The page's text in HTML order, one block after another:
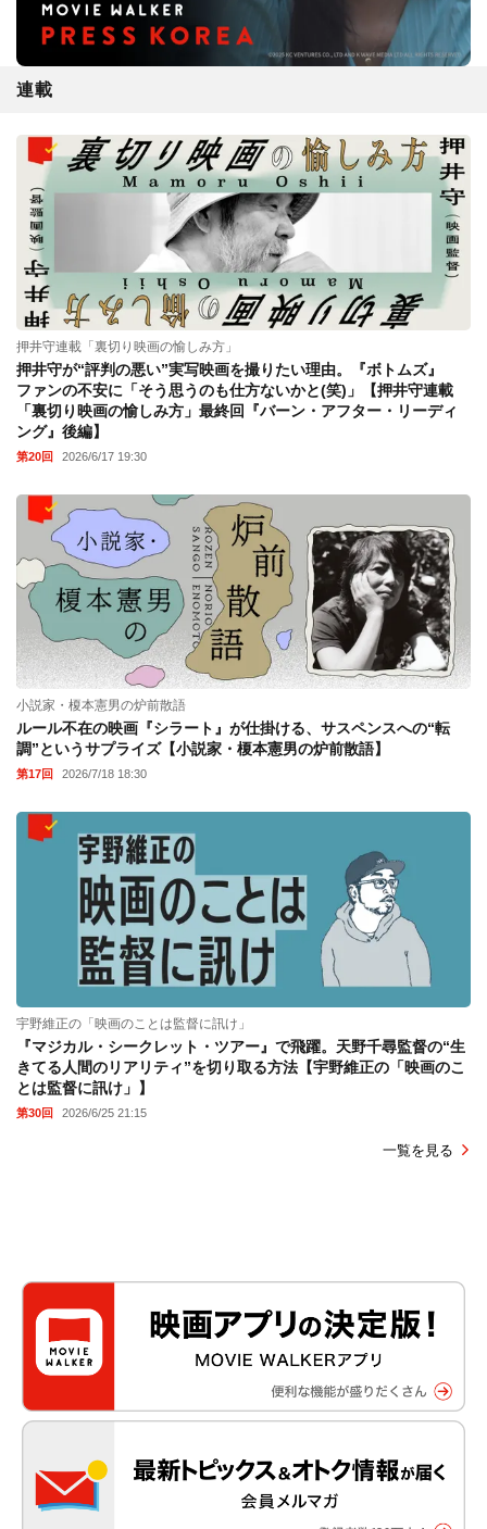
連載
押井守連載「裏切り映画の愉しみ方」
押井守が“評判の悪い”実写映画を撮りたい理由。『ボトムズ』
ファンの不安に「そう思うのも仕方ないかと(笑)」【押井守連載
「裏切り映画の愉しみ方」最終回『バーン・アフター・リーディ
ング』後編】
第20回 2026/6/17 19:30
小説家・榎本憲男の炉前散語
ルール不在の映画『シラート』が仕掛ける、サスペンスへの“転
調”というサプライズ【小説家・榎本憲男の炉前散語】
第17回 2026/7/18 18:30
宇野維正の「映画のことは監督に訊け」
『マジカル・シークレット・ツアー』で飛躍。天野千尋監督の“生
きてる人間のリアリティ”を切り取る方法【宇野維正の「映画のこ
とは監督に訊け」】
第30回 2026/6/25 21:15
一覧を見る